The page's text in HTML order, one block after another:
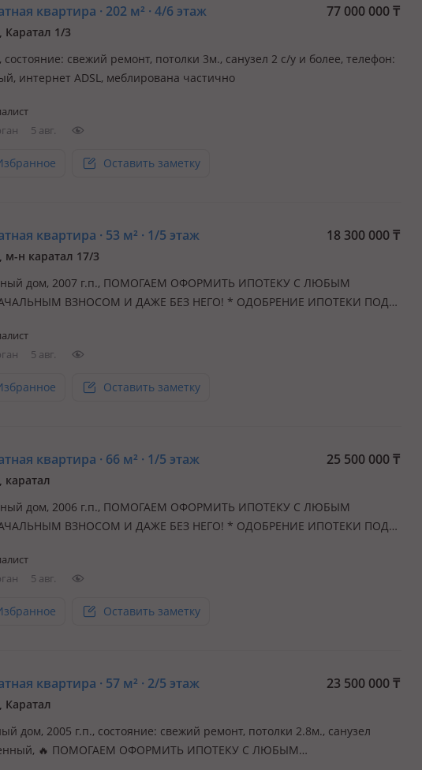
квартира · 202 м² · 4/6 этаж 77 000 000₸
Каратал 1/3
состояние: свежий ремонт, потолки 3м., санузел 2 с/у и более, телефон:
интернет ADSL, меблирована частично
5 авг.
Оставить заметку
квартира · 53 м² · 1/5 этаж 18 300 000₸
м-н каратал 17/3
дом, 2007 г.п., ПОМОГАЕМ ОФОРМИТЬ ИПОТЕКУ С ЛЮБЫМ
ВЗНОСОМ И ДАЖЕ БЕЗ НЕГО! * ОДОБРЕНИЕ ИПОТЕКИ ПОД
* КОНСУЛЬТАЦИЯ БЕСПЛАТНО 🏡 Продаётся уютная 1-комнатная
в г. Талдыкорган, мкр. Каратал! ✨ Отли…
5 авг.
Оставить заметку
квартира · 66 м² · 1/5 этаж 25 500 000₸
каратал
дом, 2006 г.п., ПОМОГАЕМ ОФОРМИТЬ ИПОТЕКУ С ЛЮБЫМ
ВЗНОСОМ И ДАЖЕ БЕЗ НЕГО! * ОДОБРЕНИЕ ИПОТЕКИ ПОД
* КОНСУЛЬТАЦИЯ БЕСПЛАТНО 🏡 Продается просторная 2-комнатная
в г. Талдыкорган! 📍 Район: Каратал…
5 авг.
Оставить заметку
квартира · 57 м² · 2/5 этаж 23 500 000₸
Каратал
дом, 2005 г.п., состояние: свежий ремонт, потолки 2.8м., санузел
🔥 ПОМОГАЕМ ОФОРМИТЬ ИПОТЕКУ С ЛЮБЫМ